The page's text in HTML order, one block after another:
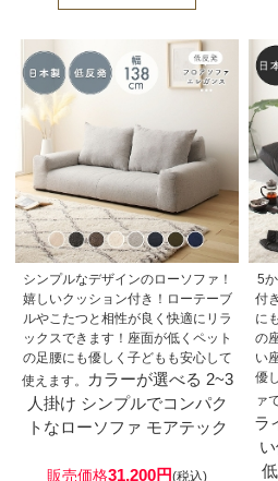
シンプルなデザインのローソファ！
嬉しいクッション付き！ローテーブ
ルやこたつと相性が良く快適にリラ
ックスできます！座面が低くペット
の足腰にも優しく子どもも安心して
使えます。
カラーが選べる 2~3
人掛け シンプルでコンパク
トなローソファ モアテック
販売価格31,200円(税込)
5
付
に
の
い
優
ァ
ラ